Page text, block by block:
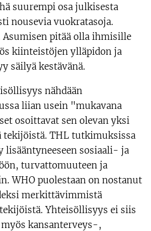
suurempi osa julkisesta
nousevia vuokratasoja.
Asumisen pitää olla ihmisille
kiinteistöjen ylläpidon ja
säilyä kestävänä.
nähdään
liian usein "mukavana
osoittavat sen olevan yksi
THL tutkimuksissa
sosiaali- ja
turvattomuuteen ja
WHO puolestaan on nostanut
merkittävimmistä
Yhteisöllisyys ei siis
myös kansanterveys-,